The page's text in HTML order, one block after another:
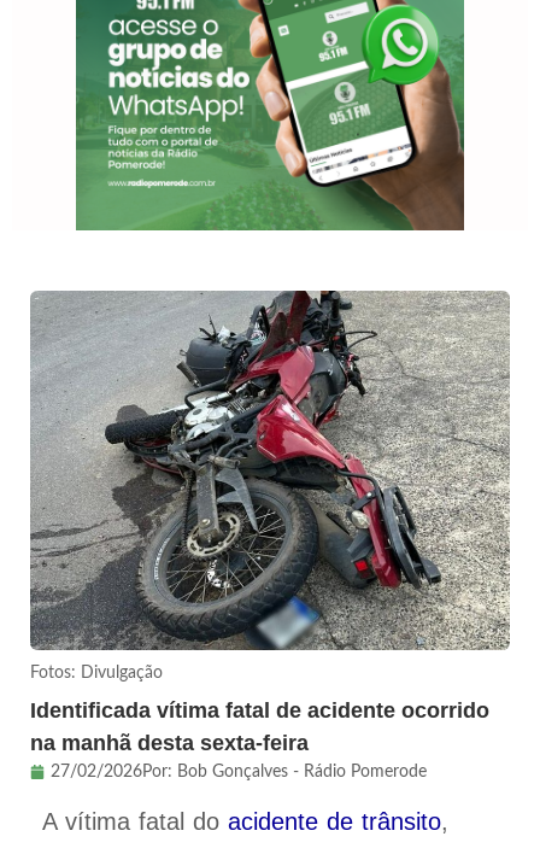
Fotos: Divulgação
Identificada vítima fatal de acidente ocorrido
na manhã desta sexta-feira
27/02/2026Por: Bob Gonçalves - Rádio Pomerode
A vítima fatal do acidente de trânsito,